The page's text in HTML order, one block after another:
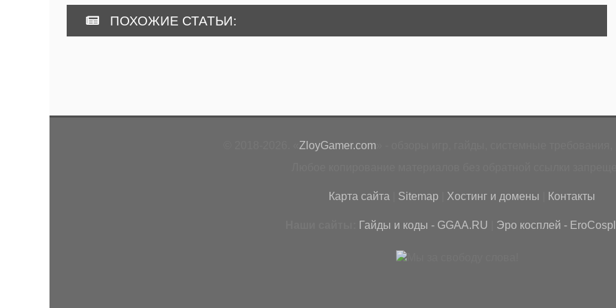
ПОХОЖИЕ СТАТЬИ:
ZloyGamer.com» - обзоры игр, гайды, системные требования,
Карта сайта Sitemap Хостинг и домены Контакты
Гайды и коды - GGAA.RU Эро косплей -